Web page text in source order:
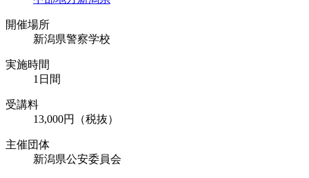
開催場所
新潟県警察学校
実施時間
1日間
受講料
13,000円（税抜）
主催団体
新潟県公安委員会